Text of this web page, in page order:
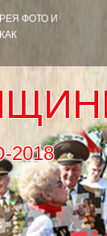
ФОТО И
КАК
TIBO-